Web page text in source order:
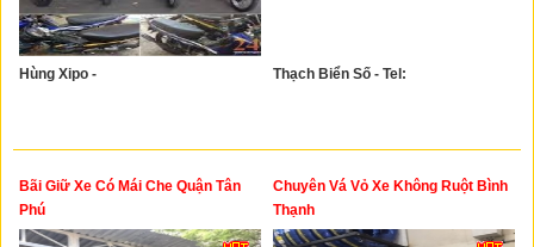
Hùng Xipo - Thạch Biển Số - Tel:
Bãi Giữ Xe Có Mái Che Quận Tân
Phú
Chuyên Vá Vỏ Xe Không Ruột Bình
Thạnh